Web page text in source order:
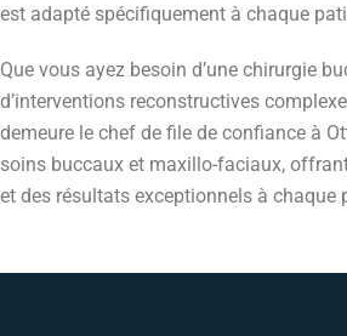
est adapté spécifiquement à chaque
Que vous ayez besoin d’une chirurgie
d’interventions reconstructives
demeure le chef de file de confiance à
soins buccaux et maxillo-faciaux,
et des résultats exceptionnels à chaque